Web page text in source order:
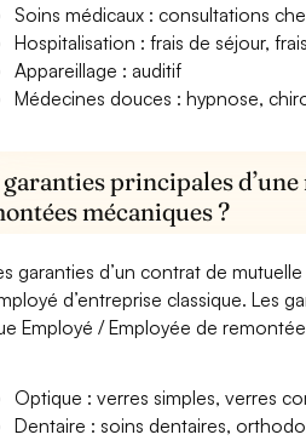
Soins médicaux : consultations
Hospitalisation : frais de séjour,
Appareillage : auditif
Médecines douces : hypnose,
garanties principales
mécaniques ?
garanties d’un contrat de
d’entreprise classique. Les
Employé / Employée de
Optique : verres simples, verres
Dentaire : soins dentaires,